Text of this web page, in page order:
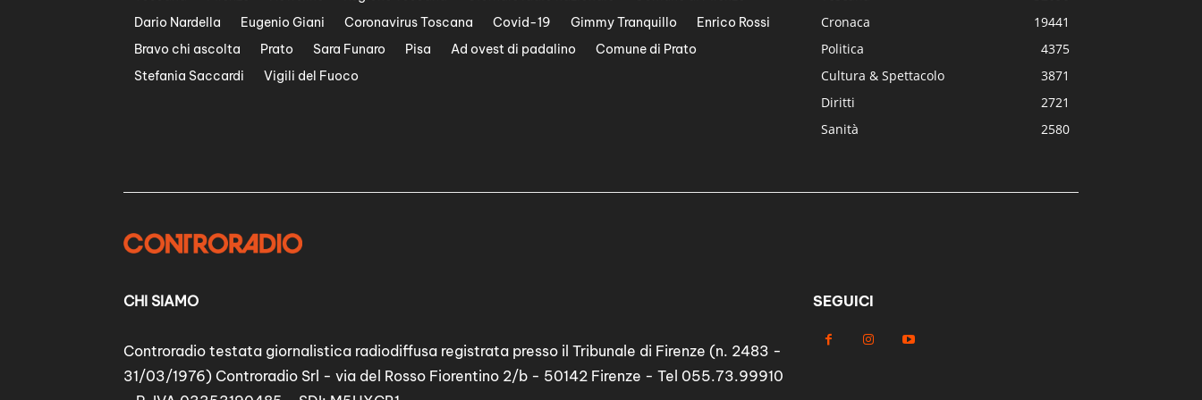
Dario Nardella
Eugenio Giani Coronavirus Toscana Covid-19 Gimmy Tranquillo
Enrico Rossi
Bravo chi ascolta
Prato Sara Funaro Pisa Ad ovest di padalino
Comune di Prato
Stefania Saccardi
Vigili del Fuoco
Cronaca
19441
Politica
4375
Cultura & Spettacolo
3871
Diritti
2721
Sanità
2580
CHI SIAMO
Controradio testata giornalistica radiodiffusa registrata presso il Tribunale di Firenze (n. 2483 -
31/03/1976) Controradio Srl - via del Rosso Fiorentino 2/b - 50142 Firenze - Tel 055.73.99910
SEGUICI